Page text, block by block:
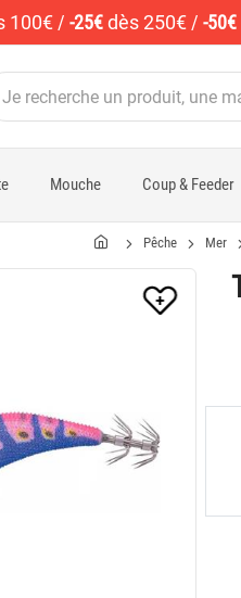
100€ / -25€dès 250€ / -50€
Mouche Coup & Feeder
Pêche Mer